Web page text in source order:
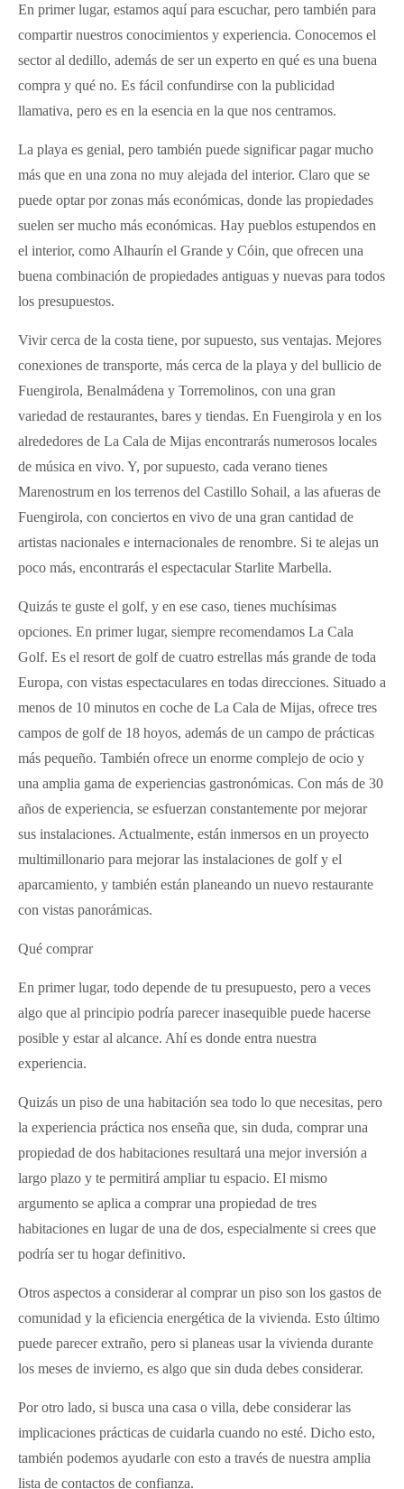
En primer lugar, estamos aquí para escuchar, pero también para
compartir nuestros conocimientos y experiencia. Conocemos el
sector al dedillo, además de ser un experto en qué es una buena
compra y qué no. Es fácil confundirse con la publicidad
llamativa, pero es en la esencia en la que nos centramos.
La playa es genial, pero también puede significar pagar mucho
más que en una zona no muy alejada del interior. Claro que se
puede optar por zonas más económicas, donde las propiedades
suelen ser mucho más económicas. Hay pueblos estupendos en
el interior, como Alhaurín el Grande y Cóin, que ofrecen una
buena combinación de propiedades antiguas y nuevas para todos
los presupuestos.
Vivir cerca de la costa tiene, por supuesto, sus ventajas. Mejores
conexiones de transporte, más cerca de la playa y del bullicio de
Fuengirola, Benalmádena y Torremolinos, con una gran
variedad de restaurantes, bares y tiendas. En Fuengirola y en los
alrededores de La Cala de Mijas encontrarás numerosos locales
de música en vivo. Y, por supuesto, cada verano tienes
Marenostrum en los terrenos del Castillo Sohail, a las afueras de
Fuengirola, con conciertos en vivo de una gran cantidad de
artistas nacionales e internacionales de renombre. Si te alejas un
poco más, encontrarás el espectacular Starlite Marbella.
Quizás te guste el golf, y en ese caso, tienes muchísimas
opciones. En primer lugar, siempre recomendamos La Cala
Golf. Es el resort de golf de cuatro estrellas más grande de toda
Europa, con vistas espectaculares en todas direcciones. Situado a
menos de 10 minutos en coche de La Cala de Mijas, ofrece tres
campos de golf de 18 hoyos, además de un campo de prácticas
más pequeño. También ofrece un enorme complejo de ocio y
una amplia gama de experiencias gastronómicas. Con más de 30
años de experiencia, se esfuerzan constantemente por mejorar
sus instalaciones. Actualmente, están inmersos en un proyecto
multimillonario para mejorar las instalaciones de golf y el
aparcamiento, y también están planeando un nuevo restaurante
con vistas panorámicas.
Qué comprar
En primer lugar, todo depende de tu presupuesto, pero a veces
algo que al principio podría parecer inasequible puede hacerse
posible y estar al alcance. Ahí es donde entra nuestra
experiencia.
Quizás un piso de una habitación sea todo lo que necesitas, pero
la experiencia práctica nos enseña que, sin duda, comprar una
propiedad de dos habitaciones resultará una mejor inversión a
largo plazo y te permitirá ampliar tu espacio. El mismo
argumento se aplica a comprar una propiedad de tres
habitaciones en lugar de una de dos, especialmente si crees que
podría ser tu hogar definitivo.
Otros aspectos a considerar al comprar un piso son los gastos de
comunidad y la eficiencia energética de la vivienda. Esto último
puede parecer extraño, pero si planeas usar la vivienda durante
los meses de invierno, es algo que sin duda debes considerar.
Por otro lado, si busca una casa o villa, debe considerar las
implicaciones prácticas de cuidarla cuando no esté. Dicho esto,
también podemos ayudarle con esto a través de nuestra amplia
lista de contactos de confianza.